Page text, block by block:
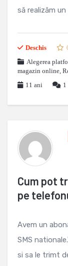
să realizăm
Deschis
Alegerea
magazin online,
11 ani
1
Cum pot
pe
Avem un
SMS
si sa le trimt